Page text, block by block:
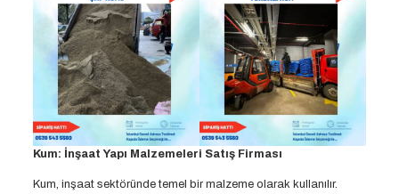
Kum: İnşaat Yapı Malzemeleri Satış Firması
Kum, inşaat sektöründe temel bir malzeme olarak kullanılır.